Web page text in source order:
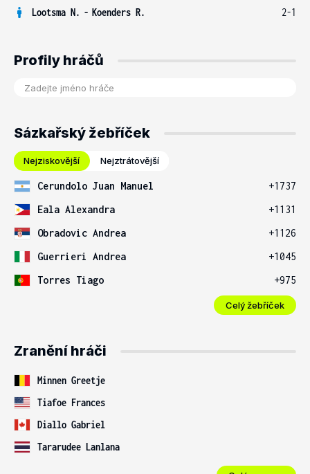
Lootsma N. - Koenders R. 2-1
Profily hráčů
Sázkařský žebříček
Nejziskovější Nejztrátovější
Cerundolo Juan Manuel
+1737
Eala Alexandra
+1131
Obradovic Andrea
+1126
Guerrieri Andrea
+1045
Torres Tiago
+975
Celý žebříček
Zranění hráči
Minnen Greetje
Tiafoe Frances
Diallo Gabriel
Tararudee Lanlana